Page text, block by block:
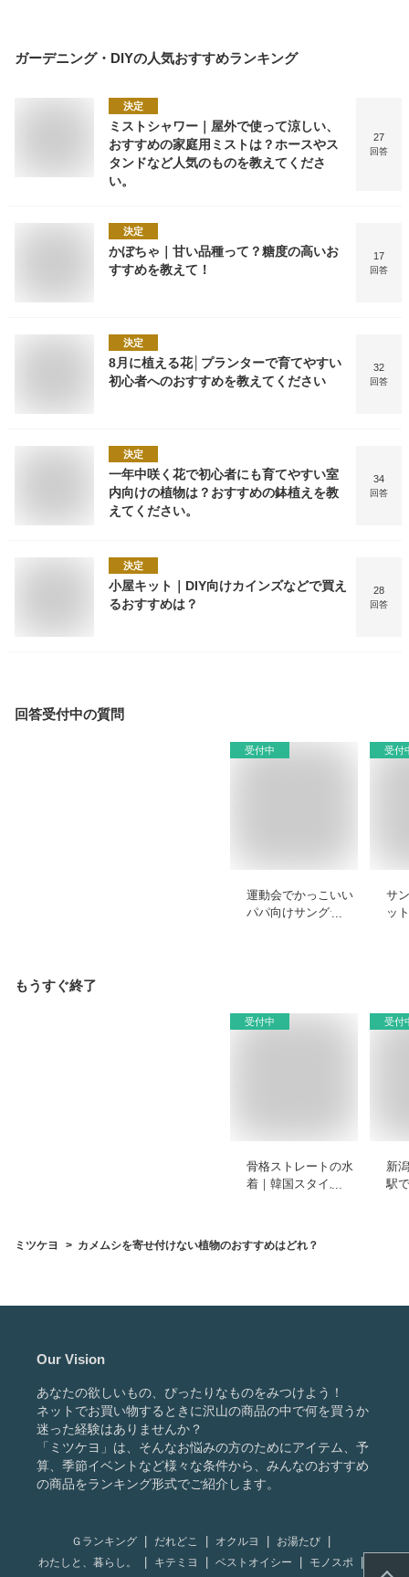
ガーデニング・DIYの人気おすすめランキング
決定
ミストシャワー｜屋外で使って涼しい、
おすすめの家庭用ミストは？ホースやス
タンドなど人気のものを教えてくださ
い。
27
回答
決定
かぼちゃ｜甘い品種って？糖度の高いお
すすめを教えて！
17
回答
決定
8月に植える花│プランターで育てやすい
初心者へのおすすめを教えてください
32
回答
決定
一年中咲く花で初心者にも育てやすい室
内向けの植物は？おすすめの鉢植えを教
えてください。
34
回答
決定
小屋キット｜DIY向けカインズなどで買え
るおすすめは？
28
回答
回答受付中の質問
受付中
運動会でかっこいい
パパ向けサングラス
受付
サ
ッ
もうすぐ終了
受付中
骨格ストレートの水
着｜韓国スタイルで
い。
受付
新
駅
ミツケヨ カメムシを寄せ付けない植物のおすすめはどれ？
Our Vision
あなたの欲しいもの、ぴったりなものをみつけよう！
ネットでお買い物するときに沢山の商品の中で何を買うか
迷った経験はありませんか？
「ミツケヨ」は、そんなお悩みの方のためにアイテム、予
算、季節イベントなど様々な条件から、みんなのおすすめ
の商品をランキング形式でご紹介します。
Ｇランキング だれどこ オクルヨ
お湯たび
わたしと、暮らし。
キテミヨ ベストオイシー モノスポ